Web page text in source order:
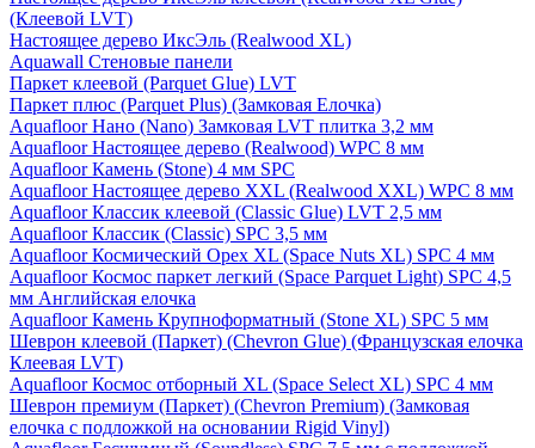
(Клеевой LVT)
Настоящее дерево ИксЭль (Realwood XL)
Aquawall Стеновые панели
Паркет клеевой (Parquet Glue) LVT
Паркет плюс (Parquet Plus) (Замковая Елочка)
Aquafloor Нано (Nano) Замковая LVT плитка 3,2 мм
Aquafloor Настоящее дерево (Realwood) WPC 8 мм
Aquafloor Камень (Stone) 4 мм SPC
Aquafloor Настоящее дерево XXL (Realwood XXL) WPC 8 мм
Aquafloor Классик клеевой (Classic Glue) LVT 2,5 мм
Aquafloor Классик (Classic) SPC 3,5 мм
Aquafloor Космический Орех XL (Space Nuts XL) SPC 4 мм
Aquafloor Космос паркет легкий (Space Parquet Light) SPC 4,5
мм Английская елочка
Aquafloor Камень Крупноформатный (Stone XL) SPC 5 мм
Шеврон клеевой (Паркет) (Chevron Glue) (Французская елочка
Клеевая LVT)
Aquafloor Космос отборный XL (Space Select XL) SPC 4 мм
Шеврон премиум (Паркет) (Chevron Premium) (Замковая
елочка с подложкой на основании Rigid Vinyl)